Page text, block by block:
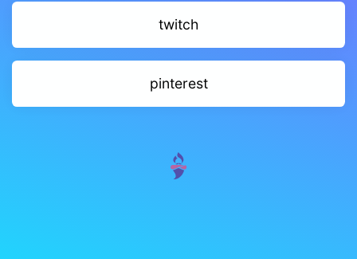
twitch
pinterest